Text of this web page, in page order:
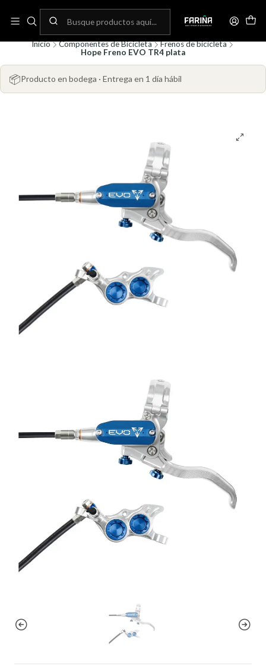
Envíos gratis por compras sobre 80.000! (No aplica para bicicletas)
Inicio Componentes de Bicicleta
Frenos de bicicleta
Hope Freno EVO TR4 plata
📦Producto en bodega · Entrega en 1 día hábil